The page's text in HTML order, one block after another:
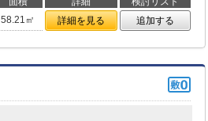
58.21㎡ 詳細を見る 追加する